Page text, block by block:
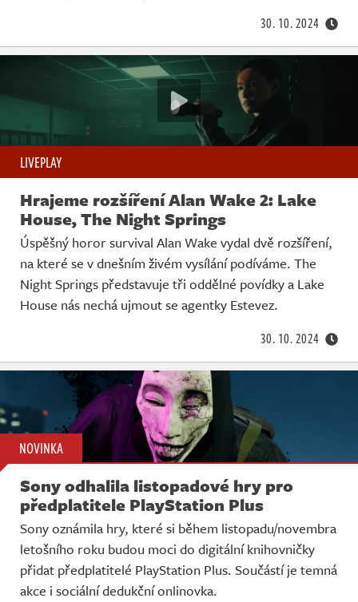
30. 10. 2024
LIVEPLAY
Hrajeme rozšíření Alan Wake 2: Lake
House, The Night Springs
Úspěšný horor survival Alan Wake vydal dvě rozšíření,
na které se v dnešním živém vysílání podíváme. The
Night Springs představuje tři oddělné povídky a Lake
House nás nechá ujmout se agentky Estevez.
30. 10. 2024
NOVINKA
Sony odhalila listopadové hry pro
předplatitele PlayStation Plus
Sony oznámila hry, které si během listopadu/novembra
letošního roku budou moci do digitální knihovničky
přidat předplatitelé PlayStation Plus. Součástí je temná
akce i sociální dedukční onlinovka.